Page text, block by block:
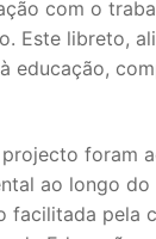
com o
Este libreto,
educação,
foram
ao longo
facilitada pela